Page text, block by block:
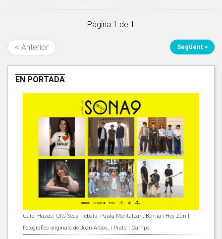
Pàgina 1 de 1
< Anterior Següent >
EN PORTADA
Carol Hazas, Ulls Secs, Tebals, Paula Montalbán, Bèrnia i Hey Zuri |
Fotografies originals de Joan Arbós, i Prats i Camps